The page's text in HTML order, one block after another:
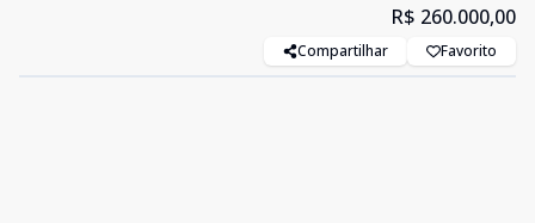
R$ 260.000,00
Compartilhar Favorito